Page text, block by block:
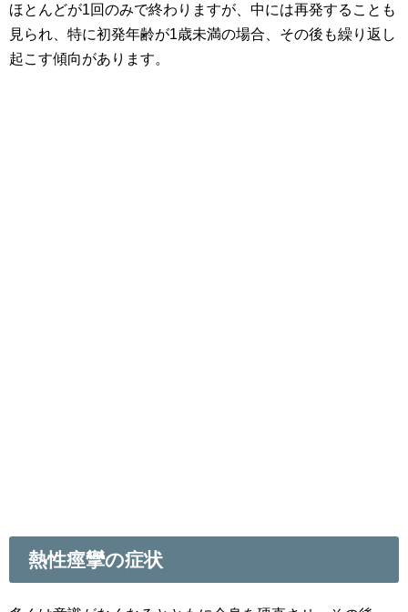
ほとんどが1回のみで終わりますが、中には再発することも
見られ、特に初発年齢が1歳未満の場合、その後も繰り返し
起こす傾向があります。
熱性痙攣の症状